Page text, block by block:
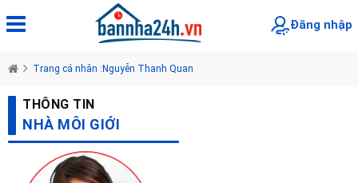
Đăng nhập
Trang cá nhân :Nguyễn Thanh Quan
THÔNG TIN
NHÀ MÔI GIỚI